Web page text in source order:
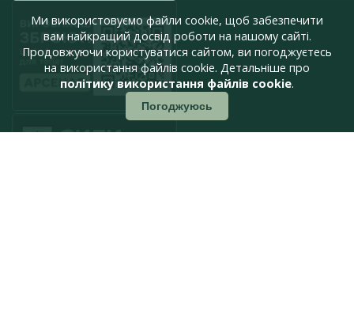
Ми використовуємо файли cookie, щоб забезпечити
вам найкращий досвід роботи на нашому сайті.
Продовжуючи користуватися сайтом, ви погоджуєтесь
на використання файлів cookie. Детальніше про
політику використання файлів cookie.
Погоджуюсь